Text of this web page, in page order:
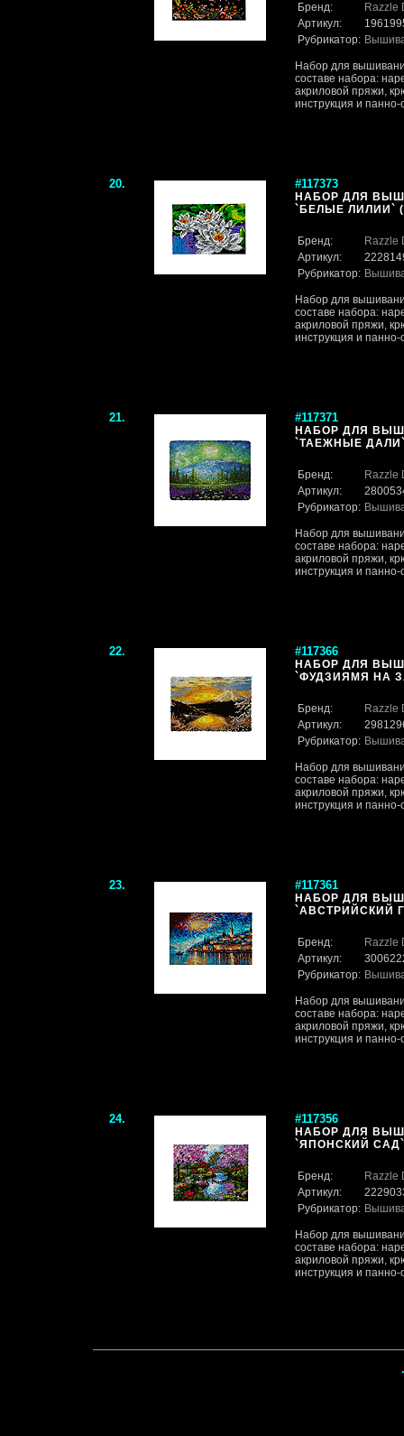
Бренд:
Razzle
Артикул:
Рубрикатор:
Набор для
составе набора:
акриловой пряжи,
инструкция и панно-
20. #117373
НАБОР ДЛЯ
`БЕЛЫЕ ЛИЛИИ`
Бренд:
Razzle
Артикул:
Рубрикатор:
Набор для
составе набора:
акриловой пряжи,
инструкция и панно-
21. #117371
НАБОР ДЛЯ
`ТАЕЖНЫЕ
Бренд:
Razzle
Артикул:
Рубрикатор:
Набор для
составе набора:
акриловой пряжи,
инструкция и панно-
22. #117366
НАБОР ДЛЯ
`ФУДЗИЯМЯ НА
Бренд:
Razzle
Артикул:
Рубрикатор:
Набор для
составе набора:
акриловой пряжи,
инструкция и панно-
23. #117361
НАБОР ДЛЯ
`АВСТРИЙСКИЙ
Бренд:
Razzle
Артикул:
Рубрикатор:
Набор для
составе набора:
акриловой пряжи,
инструкция и панно-
24. #117356
НАБОР ДЛЯ
`ЯПОНСКИЙ САД`
Бренд:
Razzle
Артикул:
Рубрикатор:
Набор для
составе набора:
акриловой пряжи,
инструкция и панно-